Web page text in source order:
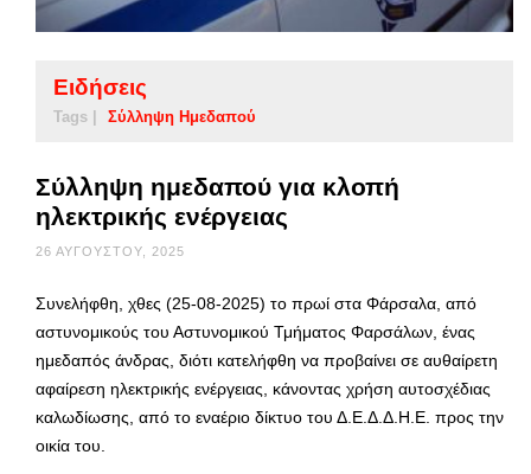
Ειδήσεις
Tags | Σύλληψη Ημεδαπού
Σύλληψη ημεδαπού για κλοπή
ηλεκτρικής ενέργειας
26 ΑΥΓΟΎΣΤΟΥ, 2025
Συνελήφθη, χθες (25-08-2025) το πρωί στα Φάρσαλα, από
αστυνομικούς του Αστυνομικού Τμήματος Φαρσάλων, ένας
ημεδαπός άνδρας, διότι κατελήφθη να προβαίνει σε αυθαίρετη
αφαίρεση ηλεκτρικής ενέργειας, κάνοντας χρήση αυτοσχέδιας
καλωδίωσης, από το εναέριο δίκτυο του Δ.Ε.Δ.Δ.Η.Ε. προς την
οικία του.